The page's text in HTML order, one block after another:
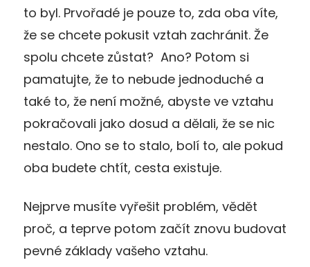
to byl. Prvořadé je pouze to, zda oba víte,
že se chcete pokusit vztah zachránit. Že
spolu chcete zůstat? Ano? Potom si
pamatujte, že to nebude jednoduché a
také to, že není možné, abyste ve vztahu
pokračovali jako dosud a dělali, že se nic
nestalo. Ono se to stalo, bolí to, ale pokud
oba budete chtít, cesta existuje.
Nejprve musíte vyřešit problém, vědět
proč, a teprve potom začít znovu budovat
pevné základy vašeho vztahu.